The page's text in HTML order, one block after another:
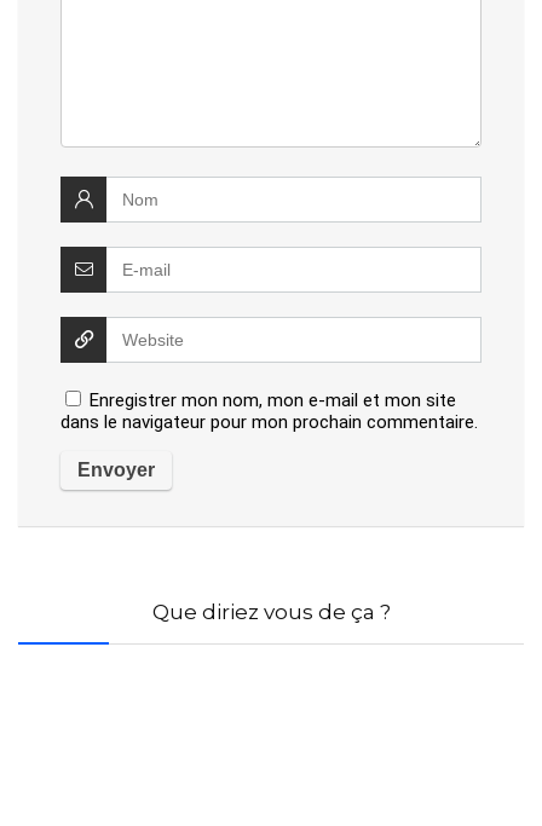
Enregistrer mon nom, mon e-mail et mon site
dans le navigateur pour mon prochain commentaire.
Que diriez vous de ça ?